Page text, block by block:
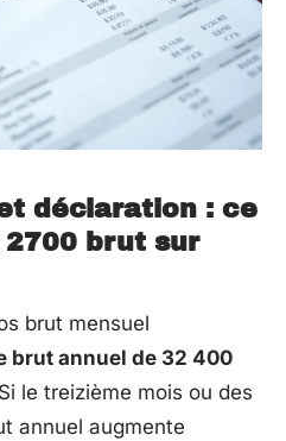
déclaration : ce
brut sur
brut mensuel
brut annuel de 32 400
le treizième mois ou des
annuel augmente